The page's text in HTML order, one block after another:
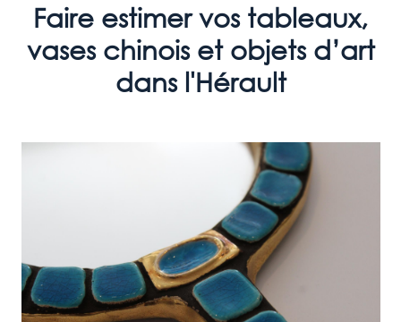
Faire estimer vos tableaux,
vases chinois et objets d’art
dans l'Hérault